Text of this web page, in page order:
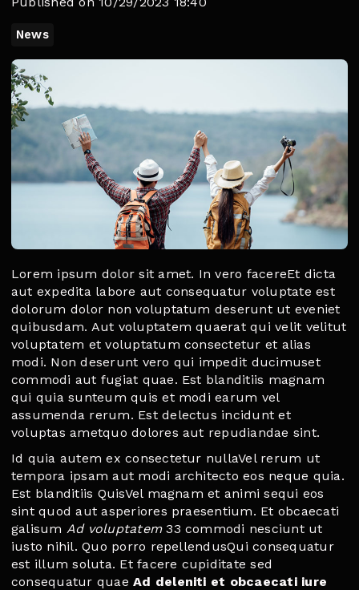
News
Lorem ipsum dolor sit amet. In vero facereEt dicta
aut expedita labore aut consequatur voluptate est
dolorum dolor non voluptatum deserunt ut eveniet
quibusdam. Aut voluptatem quaerat qui velit velitut
voluptatem et voluptatum consectetur et alias
modi. Non deserunt vero qui impedit ducimuset
commodi aut fugiat quae. Est blanditiis magnam
qui quia sunteum quis et modi earum vel
assumenda rerum. Est delectus incidunt et
voluptas ametquo dolores aut repudiandae sint.
Id quia autem ex consectetur nullaVel rerum ut
tempora ipsam aut modi architecto eos neque quia.
Est blanditiis QuisVel magnam et animi sequi eos
sint quod aut asperiores praesentium. Et obcaecati
galisum Ad voluptatem33 commodi nesciunt ut
iusto nihil. Quo porro repellendusQui consequatur
est illum soluta. Et facere cupiditate sed
consequatur quaeAd deleniti et obcaecati iure